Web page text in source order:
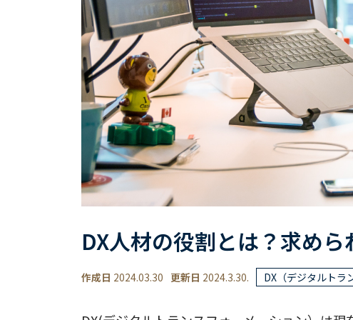
DX人材の役割とは？求め
作成日 2024.03.30 更新日 2024.3.30. DX（デジタルトラ